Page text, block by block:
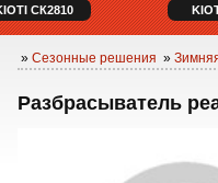
СК2810
» Сезонные решения »
Разбрасыватель